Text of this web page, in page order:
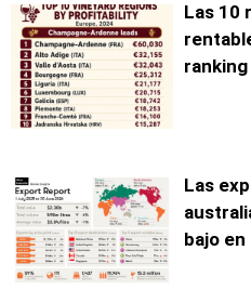
Las 10
ranking
Las
bajo en